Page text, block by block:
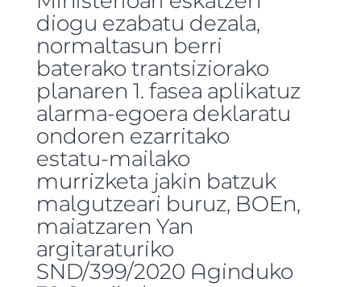
diogu ezabatu dezala,
normaltasun berri
baterako trantsiziorako
planaren 1. fasea aplikatuz
alarma-egoera deklaratu
ondoren ezarritako
estatu-mailako
murrizketa jakin batzuk
malgutzeari buruz, BOEn,
maiatzaren Yan
argitaraturiko
SND/399/2020 Aginduko